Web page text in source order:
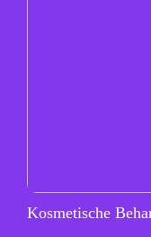
Kosmetische